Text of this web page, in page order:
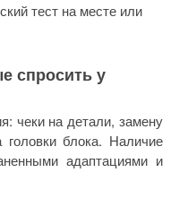
тест на месте или
спросить у
чеки на детали, замену
блока. Наличие
адаптациями и